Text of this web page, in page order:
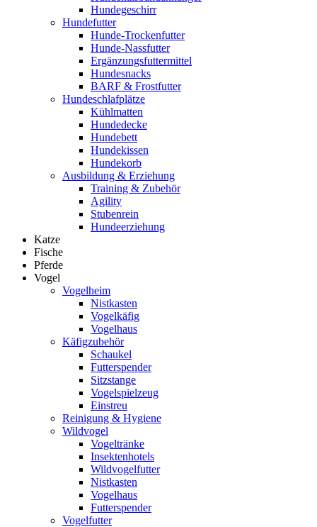
Hundegeschirr
Hundefutter
Hunde-Trockenfutter
Hunde-Nassfutter
Ergänzungsfuttermittel
Hundesnacks
BARF & Frostfutter
Hundeschlafplätze
Kühlmatten
Hundedecke
Hundebett
Hundekissen
Hundekorb
Ausbildung & Erziehung
Training & Zubehör
Agility
Stubenrein
Hundeerziehung
Katze
Fische
Pferde
Vogel
Vogelheim
Nistkasten
Vogelkäfig
Vogelhaus
Käfigzubehör
Schaukel
Futterspender
Sitzstange
Vogelspielzeug
Einstreu
Reinigung & Hygiene
Wildvogel
Vogeltränke
Insektenhotels
Wildvogelfutter
Nistkasten
Vogelhaus
Futterspender
Vogelfutter